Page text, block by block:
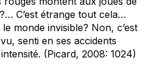
C’est étrange tout cela…
monde invisible? Non, c’est
senti en ses accidents
(Picard, 2008: 1024)